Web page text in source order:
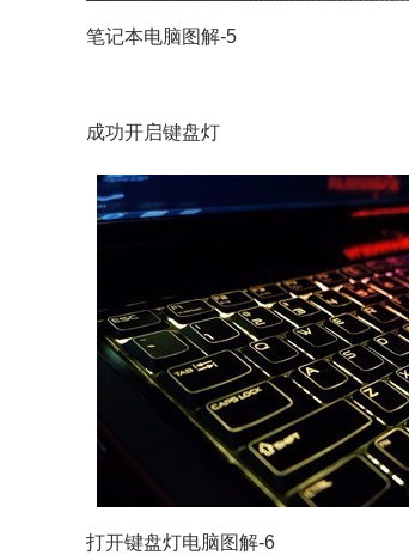
笔记本电脑图解-5
成功开启键盘灯
打开键盘灯电脑图解-6